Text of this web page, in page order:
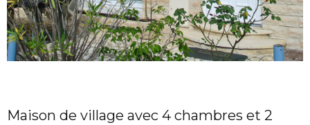
Maison de village avec 4 chambres et 2